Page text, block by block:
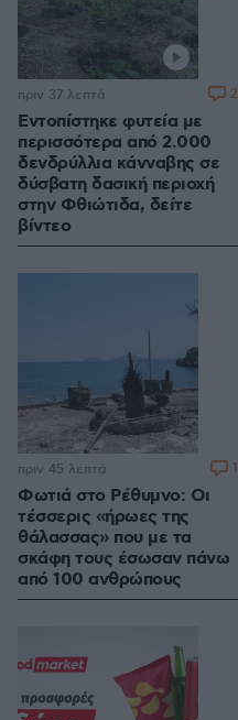
Εντοπίστηκε φυτεία με
περισσότερα από 2.000
δενδρύλλια κάνναβης σε
δύσβατη δασική περιοχή
στην Φθιώτιδα, δείτε
βίντεο
πριν 37 λεπτά 2
Φωτιά στο Ρέθυμνο: Οι
τέσσερις «ήρωες της
θάλασσας» που με τα
σκάφη τους έσωσαν πάνω
από 100 ανθρώπους
πριν 45 λεπτά 1